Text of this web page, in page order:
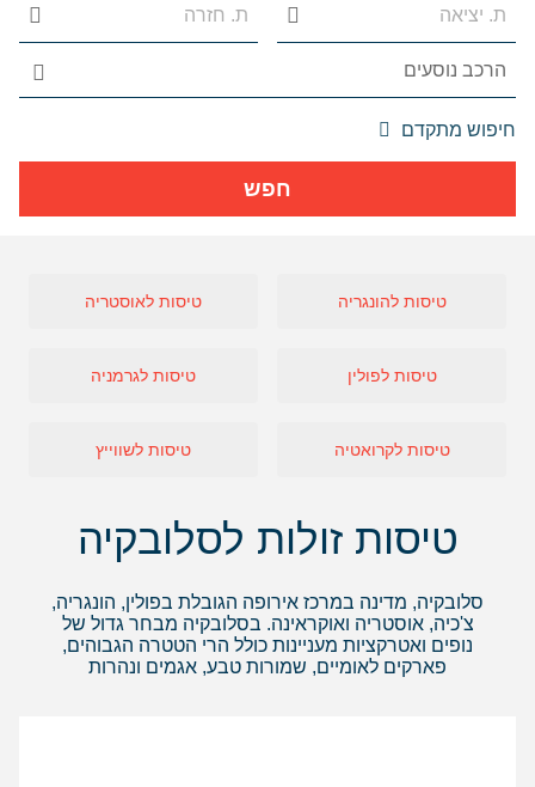
חפש
חיפוש מתקדם
אפשרויות
הנוספות
טיסות להונגריה טיסות לאוסטריה
טיסות לפולין טיסות לגרמניה
טיסות לקרואטיה טיסות לשווייץ
טיסות זולות לסלובקיה
סלובקיה, מדינה במרכז אירופה הגובלת בפולין, הונגריה,
צ'כיה, אוסטריה ואוקראינה. בסלובקיה מבחר גדול של
נופים ואטרקציות מעניינות כולל הרי הטטרה הגבוהים,
פארקים לאומיים, שמורות טבע, אגמים ונהרות